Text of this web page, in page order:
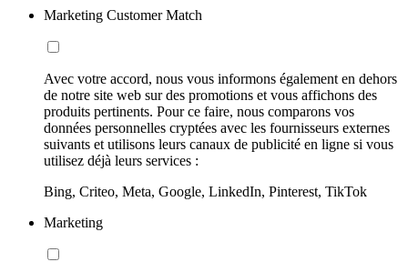
Marketing Customer Match
Avec votre accord, nous vous informons également en dehors
de notre site web sur des promotions et vous affichons des
produits pertinents. Pour ce faire, nous comparons vos
données personnelles cryptées avec les fournisseurs externes
suivants et utilisons leurs canaux de publicité en ligne si vous
utilisez déjà leurs services :
Bing, Criteo, Meta, Google, LinkedIn, Pinterest, TikTok
Marketing